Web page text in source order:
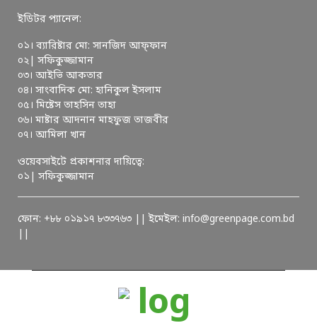
ইডিটর প্যানেল:
০১। ব্যারিষ্টার মো: সানজিদ আফ্ফান
০২| সফিকুজ্জামান
০৩। আইভি আকতার
০৪। সাংবাদিক মো: হানিকুল ইসলাম
০৫। মিষ্টেস তাহসিন তাহা
০৬। মাষ্টার আদনান মাহফুজ তাজবীর
০৭। আমিলা খান
ওয়েবসাইটে প্রকাশনার দায়িত্বে:
০১| সফিকুজ্জামান
ফোন: +৮৮ ০১৯১৭ ৮৩৩৭৬৩ || ইমেইল: info@greenpage.com.bd